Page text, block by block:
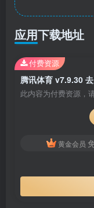
应用下载地址
腾讯体育 v7.9.30
此内容为付费资源，
黄金会员
付费资源